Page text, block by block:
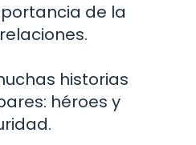
de la
historias
héroes y